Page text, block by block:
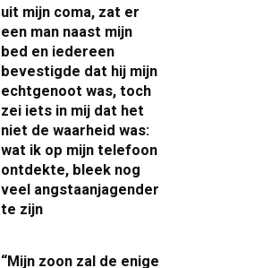
uit mijn coma, zat er
een man naast mijn
bed en iedereen
bevestigde dat hij mijn
echtgenoot was, toch
zei iets in mij dat het
niet de waarheid was:
wat ik op mijn telefoon
ontdekte, bleek nog
veel angstaanjagender
te zijn
“Mijn zoon zal de enige